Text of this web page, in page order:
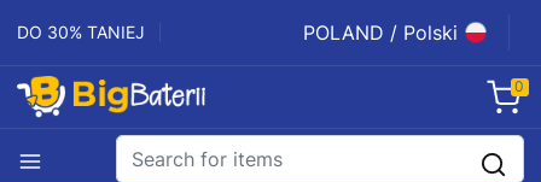
DO 30% TANIEJ POLAND / Polski
0